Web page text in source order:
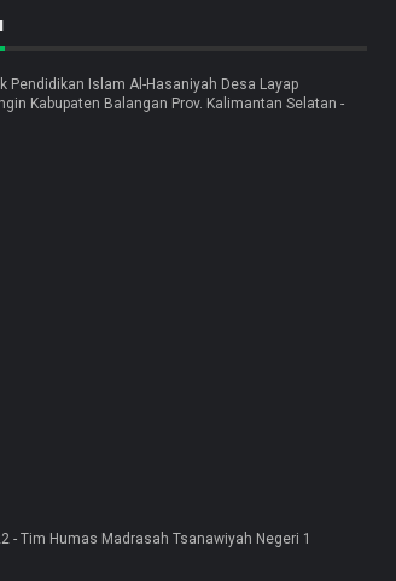
Pendidikan Islam Al-Hasaniyah Desa Layap
Kabupaten Balangan Prov. Kalimantan Selatan -
- Tim Humas Madrasah Tsanawiyah Negeri 1